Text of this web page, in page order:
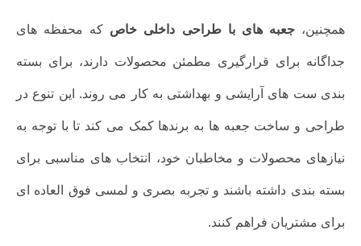
همچنین،جعبه های با طراحی داخلی خاص که محفظه های
جداگانه برای قرارگیری مطمئن محصولات دارند، برای بسته
بندی ست های آرایشی و بهداشتی به کار می روند. این تنوع در
طراحی و ساخت جعبه ها به برندها کمک می کند تا با توجه به
نیازهای محصولات و مخاطبان خود، انتخاب های مناسبی برای
بسته بندی داشته باشند و تجربه بصری و لمسی فوق العاده ای
برای مشتریان فراهم کنند.